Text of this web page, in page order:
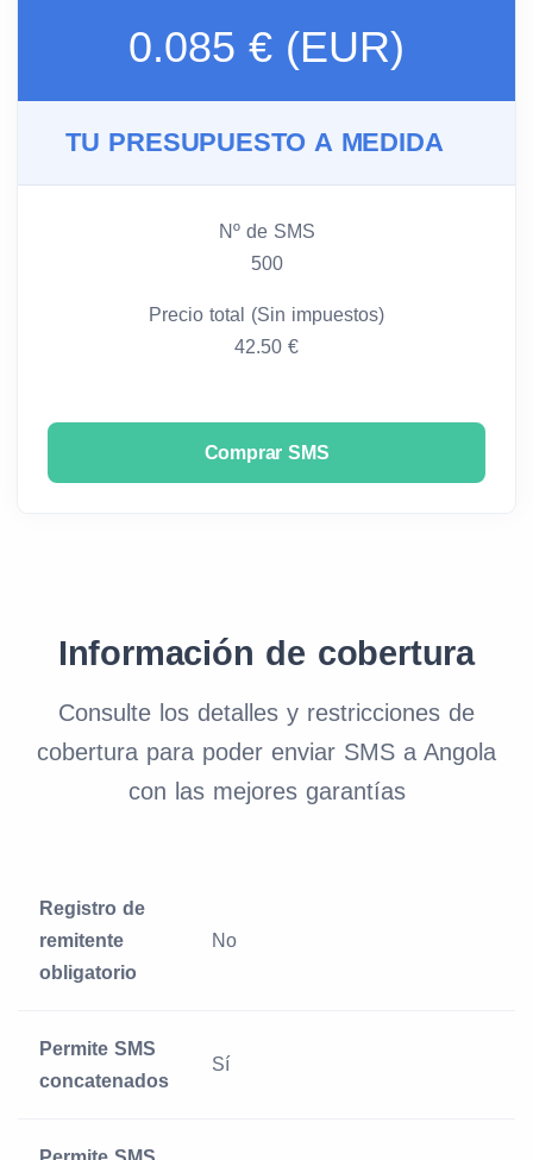
0.085 € (EUR)
TU PRESUPUESTO A MEDIDA
Nº de SMS
500
Precio total (Sin impuestos)
42.50 €
Comprar SMS
Información de cobertura
Consulte los detalles y restricciones de
cobertura para poder enviar SMS a Angola
con las mejores garantías
Registro de
remitente
obligatorio
No
Permite SMS
concatenados
Sí